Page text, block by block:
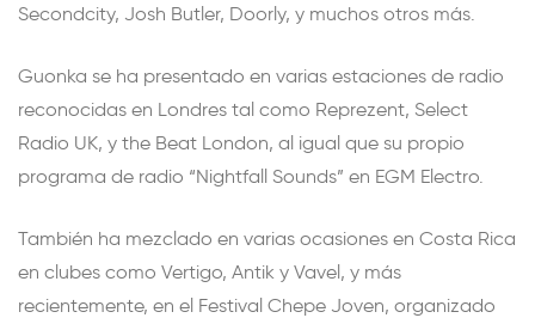
Secondcity, Josh Butler, Doorly, y muchos otros más.
Guonka se ha presentado en varias estaciones de radio
reconocidas en Londres tal como Reprezent, Select
Radio UK, y the Beat London, al igual que su propio
programa de radio “Nightfall Sounds” en EGM Electro.
También ha mezclado en varias ocasiones en Costa Rica
en clubes como Vertigo, Antik y Vavel, y más
recientemente, en el Festival Chepe Joven, organizado